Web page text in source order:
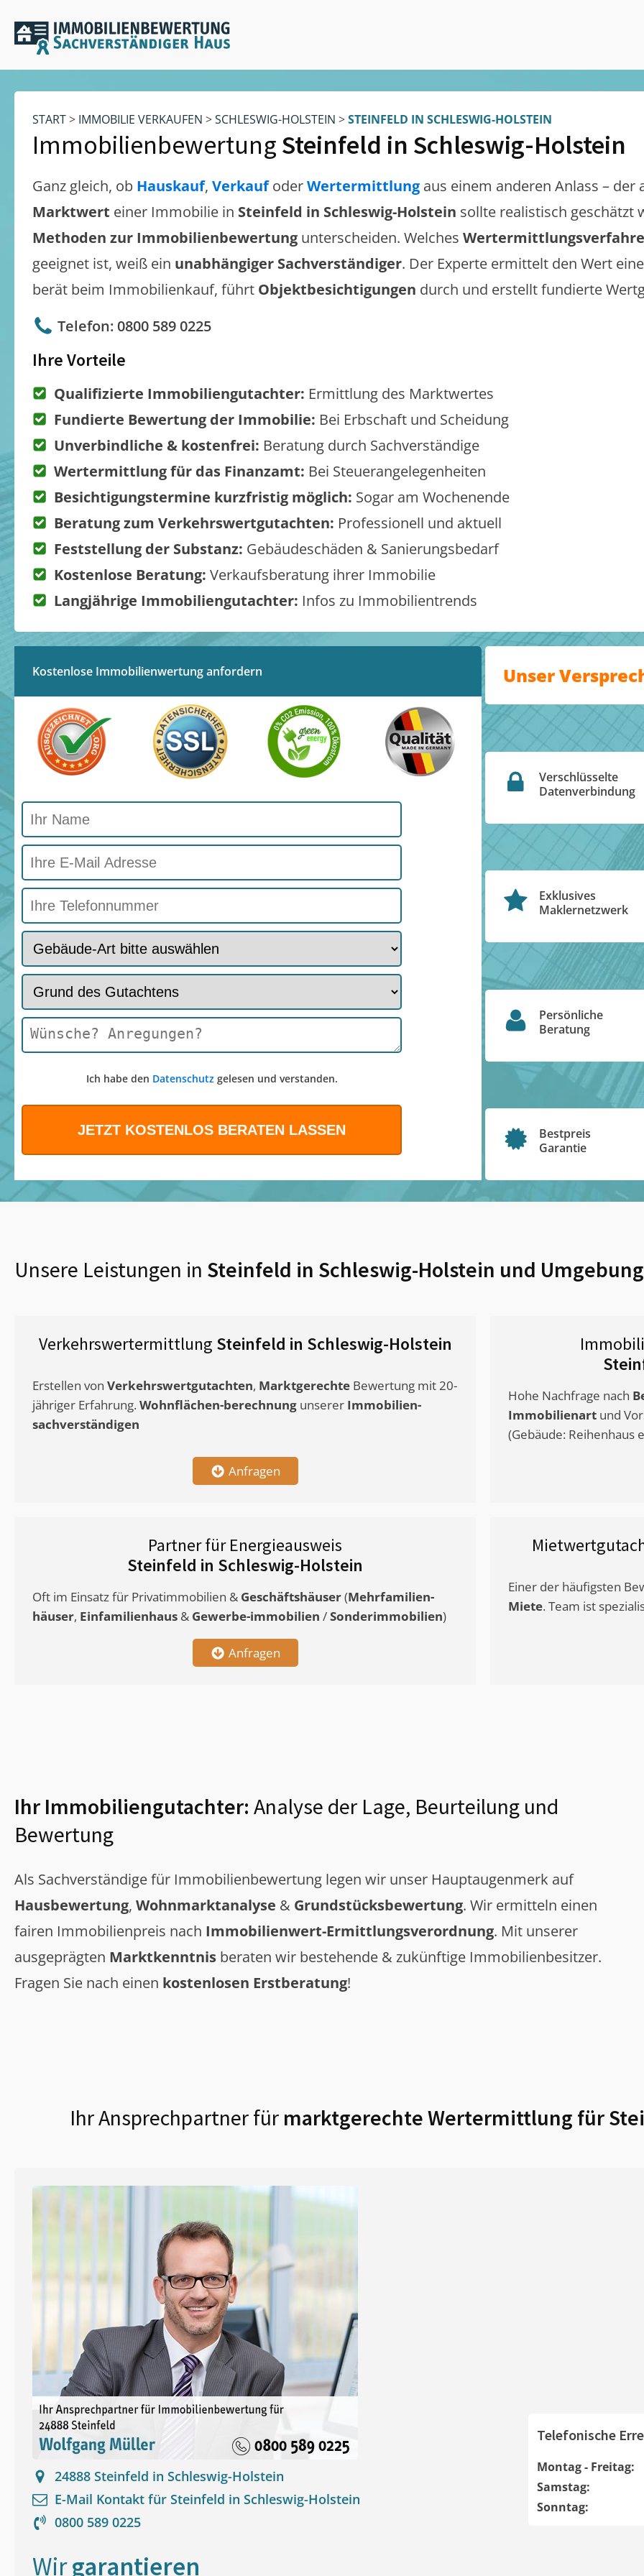
START> IMMOBILIE VERKAUFEN >SCHLESWIG-HOLSTEIN >STEINFELD IN SCHLESWIG-HOLSTEIN
Immobilienbewertung Steinfeld in Schleswig-Holstein
Ganz gleich, ob Hauskauf, VerkaufoderWertermittlung aus einem anderen Anlass – der
Marktwert einer Immobilie in Steinfeld in Schleswig-Holstein sollte realistisch geschätzt
Methoden zur Immobilienbewertung unterscheiden. Welches
geeignet ist, weiß ein unabhängiger Sachverständiger. Der Experte ermittelt den Wert
berät beim Immobilienkauf, führt Objektbesichtigungen durch und erstellt fundierte
Telefon: 0800 589 0225
Ihre Vorteile
Qualifizierte Immobiliengutachter: Ermittlung des Marktwertes
Fundierte Bewertung der Immobilie: Bei Erbschaft und Scheidung
Unverbindliche & kostenfrei: Beratung durch Sachverständige
Wertermittlung für das Finanzamt: Bei Steuerangelegenheiten
Besichtigungstermine kurzfristig möglich: Sogar am Wochenende
Beratung zum Verkehrswertgutachten: Professionell und aktuell
Feststellung der Substanz: Gebäudeschäden & Sanierungsbedarf
Kostenlose Beratung: Verkaufsberatung ihrer Immobilie
Langjährige Immobiliengutachter: Infos zu Immobilientrends
Kostenlose Immobilienwertung anfordern
Ich habe den Datenschutzgelesen und verstanden.
Unser
Verschlüsselte
Datenverbindung
Exklusives
Maklernetzwerk
Persönliche
Beratung
Bestpreis
Garantie
Unsere Leistungen in Steinfeld in Schleswig-Holstein und Umgebung
Verkehrswertermittlung Steinfeld in Schleswig-Holstein
Erstellen von Verkehrswertgutachten, Marktgerechte Bewertung mit 20-
jähriger Erfahrung. Wohnflächen-berechnung unserer Immobilien-
sachverständigen
Anfragen
Hohe Nachfrage nach
Immobilienart und
(Gebäude: Reihenhaus
Partner für Energieausweis
Steinfeld in Schleswig-Holstein
Oft im Einsatz für Privatimmobilien & Geschäftshäuser(Mehrfamilien-
häuser, Einfamilienhaus & Gewerbe-immobilien /Sonderimmobilien)
Anfragen
Einer der häufigsten
Miete. Team ist
Ihr Immobiliengutachter: Analyse der Lage, Beurteilung und
Bewertung
Als Sachverständige für Immobilienbewertung legen wir unser Hauptaugenmerk auf
Hausbewertung, Wohnmarktanalyse & Grundstücksbewertung. Wir ermitteln einen
fairen Immobilienpreis nach Immobilienwert-Ermittlungsverordnung. Mit unserer
ausgeprägten Marktkenntnis beraten wir bestehende & zukünftige Immobilienbesitzer.
Fragen Sie nach einen kostenlosen Erstberatung!
Ihr Ansprechpartner fürmarktgerechte Wertermittlung für
24888 Steinfeld in Schleswig-Holstein
E-Mail Kontakt für Steinfeld in Schleswig-Holstein
0800 589 0225
Telefonische
Montag - Freitag:
Samstag:
Sonntag:
Wirgarantieren